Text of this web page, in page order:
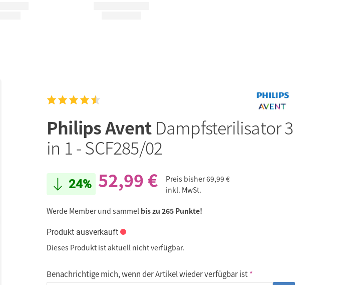
Philips Avent Dampfsterilisator 3
in 1 - SCF285/02
24% 52,99 € Preis bisher69,99 €
inkl. MwSt.
Werde Member und sammel bis zu 265 Punkte!
Produkt ausverkauft
Dieses Produkt ist aktuell nicht verfügbar.
Benachrichtige mich, wenn der Artikel wieder verfügbar ist